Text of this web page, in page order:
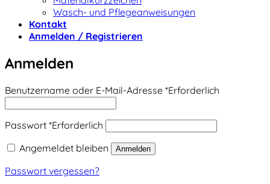
Wasch- und Pflegeanweisungen
Kontakt
Anmelden / Registrieren
Anmelden
Benutzername oder E-Mail-Adresse *Erforderlich
Passwort *Erforderlich
Angemeldet bleiben
Anmelden
Passwort vergessen?